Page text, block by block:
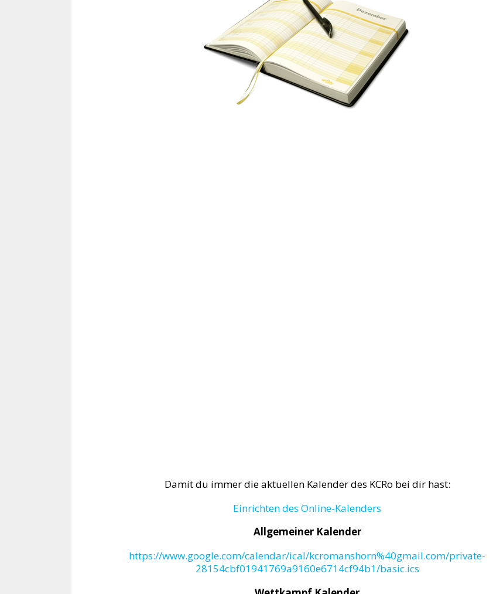
Damit du immer die aktuellen Kalender des KCRo bei dir hast:
Einrichten des Online-Kalenders
Allgemeiner Kalender
https://www.google.com/calendar/ical/kcromanshorn%40gmail.com/private-
28154cbf01941769a9160e6714cf94b1/basic.ics